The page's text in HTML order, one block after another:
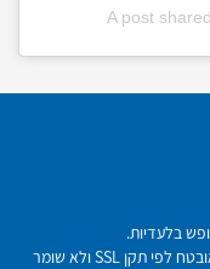
A post
בלעדיות.
הזמנה באתר ללא חיוב, התשלום במלון. הוטלס מאובטח לפי תקן SSL ולא שומר